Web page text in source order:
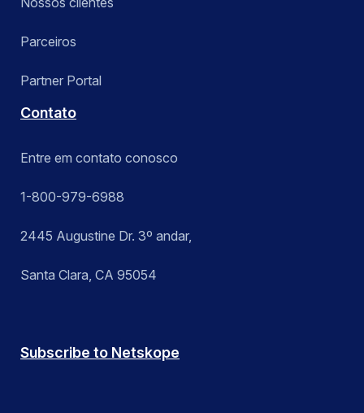
Parceiros
Partner Portal
Contato
Entre em contato conosco
1-800-979-6988
2445 Augustine Dr. 3º andar,
Santa Clara, CA 95054
Subscribe to Netskope